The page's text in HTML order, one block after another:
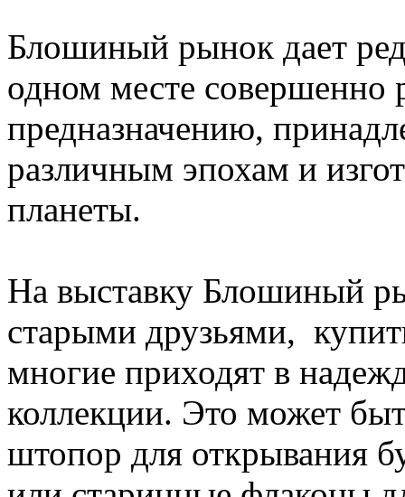
Блошиный рынок дает
одном месте совершенно
предназначению,
различным эпохам и
планеты.
На выставку Блошиный
старыми друзьями,
многие приходят в
коллекции. Это может
штопор для открывания